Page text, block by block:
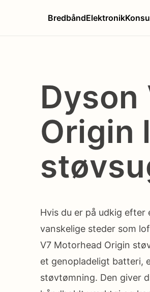
BredbåndElektronik
Dyson
Origin
Hvis du er på udkig
vanskelige steder som
V7 Motorhead Origin
et genopladeligt batteri,
støvtømning. Den giver